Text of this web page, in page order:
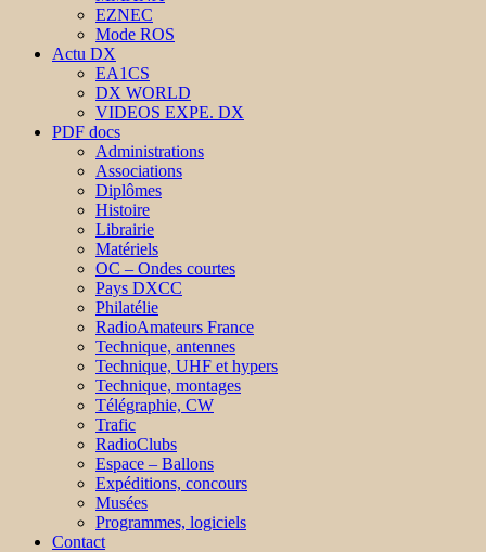
EZNEC
Mode ROS
Actu DX
EA1CS
DX WORLD
VIDEOS EXPE. DX
PDF docs
Administrations
Associations
Diplômes
Histoire
Librairie
Matériels
OC – Ondes courtes
Pays DXCC
Philatélie
RadioAmateurs France
Technique, antennes
Technique, UHF et hypers
Technique, montages
Télégraphie, CW
Trafic
RadioClubs
Espace – Ballons
Expéditions, concours
Musées
Programmes, logiciels
Contact